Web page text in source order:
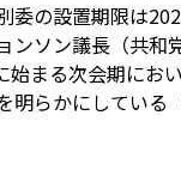
委の設置期限は
ンソン議長（共和
始まる次会期にお
明らかにしている